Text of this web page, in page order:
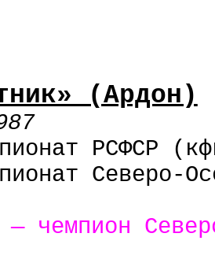
(Ардон)
РСФСР
Северо-
— чемпион